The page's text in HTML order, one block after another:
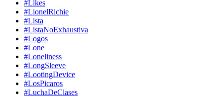
#Likes
#LionelRichie
#Lista
#ListaNoExhaustiva
#Logos
#Lone
#Loneliness
#LongSleeve
#LootingDevice
#LosPicaros
#LuchaDeClases